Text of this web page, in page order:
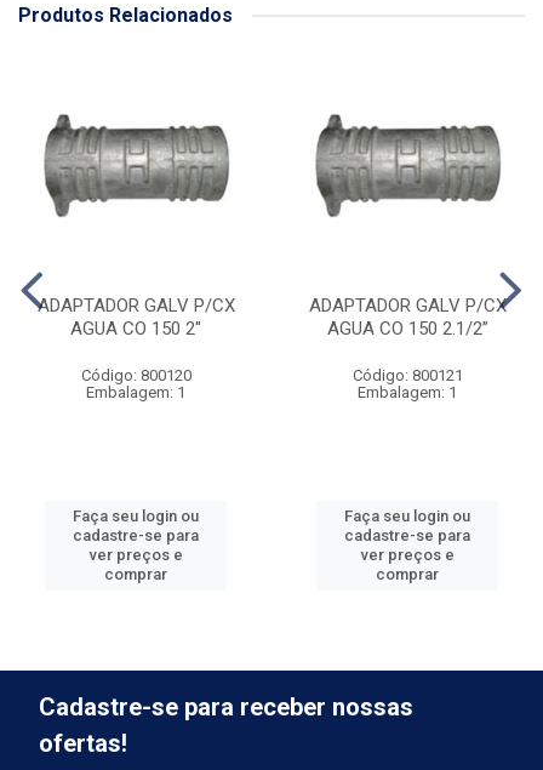
Produtos Relacionados
ADAPTADOR GALV P/CX
AGUA CO 150 2''
Código: 800120
Embalagem: 1
Faça seu login ou
cadastre-se para
ver preços e
comprar
ADAPTADOR GALV P/CX
AGUA CO 150 2.1/2”
Código: 800121
Embalagem: 1
Faça seu login ou
cadastre-se para
ver preços e
comprar
Cadastre-se para receber nossas
ofertas!